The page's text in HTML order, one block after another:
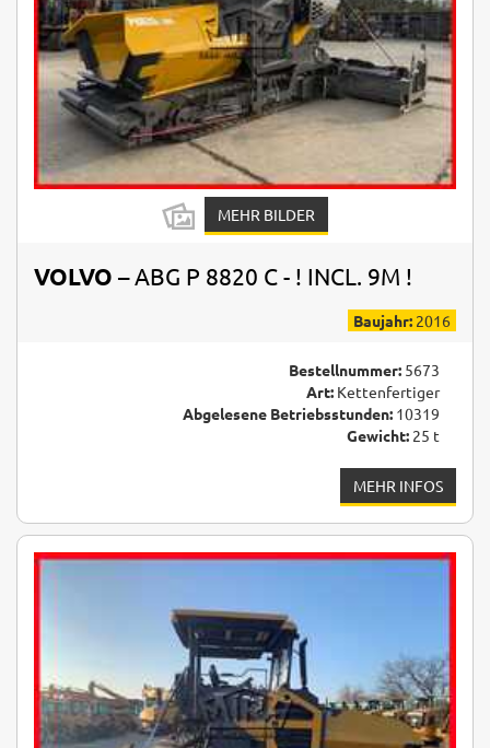
MEHR BILDER
VOLVO – ABG P 8820 C - ! INCL. 9M !
Baujahr: 2016
Bestellnummer: 5673
Art: Kettenfertiger
Abgelesene Betriebsstunden: 10319
Gewicht: 25 t
MEHR INFOS